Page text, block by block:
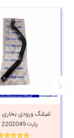
پارت 2202049 L90